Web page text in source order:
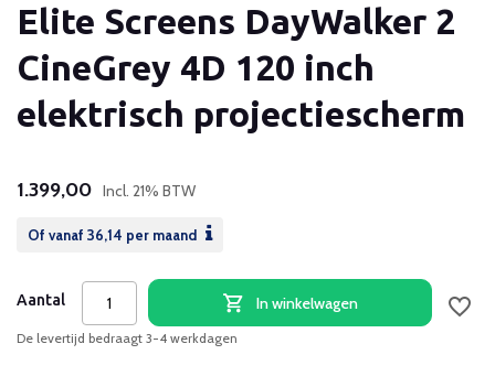
Elite Screens DayWalker 2
CineGrey 4D 120 inch
elektrisch projectiescherm
1.399,00 Incl. 21% BTW
Of vanaf 36,14 per maand
Aantal In winkelwagen
De levertijd bedraagt 3-4 werkdagen